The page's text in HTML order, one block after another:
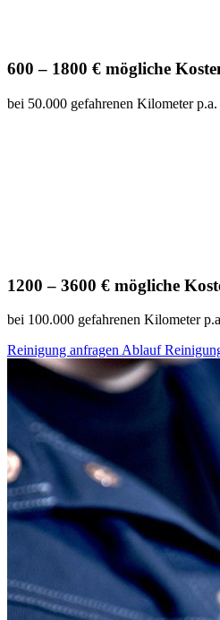
600 – 1800 € mögliche
bei 50.000 gefahrenen Kilometer p.a.
1200 – 3600 € mögliche
bei 100.000 gefahrenen Kilometer
Reinigung anfragen Ablauf